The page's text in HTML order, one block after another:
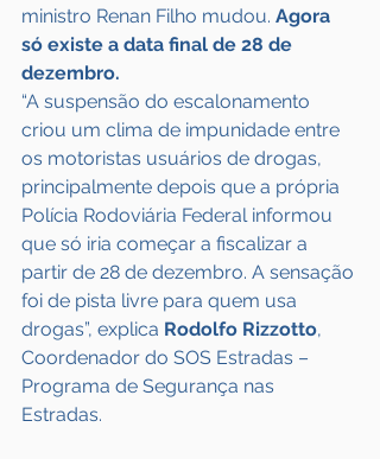
ministro Renan Filho mudou. Agora
só existe a data final de 28 de
dezembro.
“A suspensão do escalonamento
criou um clima de impunidade entre
os motoristas usuários de drogas,
principalmente depois que a própria
Polícia Rodoviária Federal informou
que só iria começar a fiscalizar a
partir de 28 de dezembro. A sensação
foi de pista livre para quem usa
drogas”, explica Rodolfo Rizzotto,
Coordenador do SOS Estradas –
Programa de Segurança nas
Estradas.